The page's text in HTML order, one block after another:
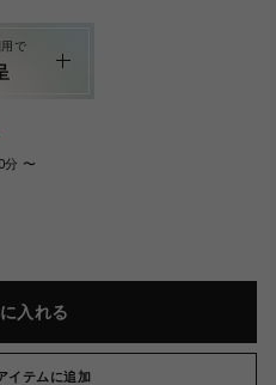
で
分 〜
入れる
イテムに追加